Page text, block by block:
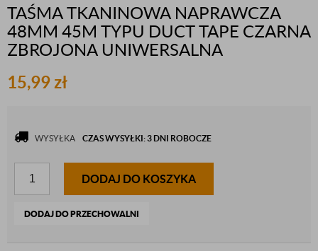
TAŚMA TKANINOWA NAPRAWCZA
48MM 45M TYPU DUCT TAPE CZARNA
ZBROJONA UNIWERSALNA
15,99zł
WYSYŁKA CZAS WYSYŁKI: 3 DNI ROBOCZE
DODAJ DO KOSZYKA
DODAJ DO PRZECHOWALNI